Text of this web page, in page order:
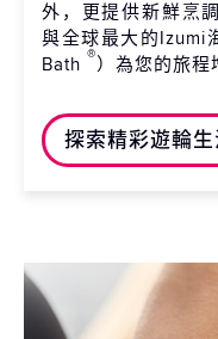
外，更提供新鮮烹
與全球最大的Izumi
Bath ®）為您的旅程
探索精彩遊輪生